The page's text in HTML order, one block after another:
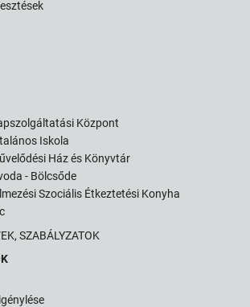
Központ
Iskola
Ház és Könyvtár
- Bölcsőde
Szociális Étkeztetési Konyha
SZABÁLYZATOK